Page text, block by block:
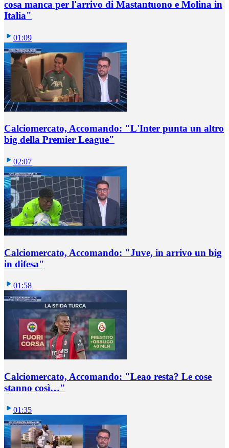
cosa manca per l'arrivo di Mastantuono e Molina in
Italia"
01:09
Calciomercato, Accomando: "L'Inter punta un altro
big della Premier League"
02:07
Calciomercato, Accomando: "Juve, in arrivo un big
in difesa"
01:58
Calciomercato, Accomando: "Leao resta? Le cose
stanno così…"
01:35